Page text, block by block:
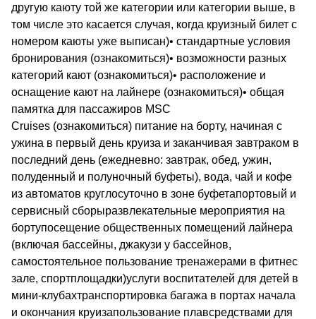
другую каюту той же категории или категории выше, в
том числе это касается случая, когда круизный билет с
номером каюты уже выписан)• стандартные условия
бронирования (ознакомиться)• возможности разных
категорий кают (ознакомиться)• расположение и
оснащение кают на лайнере (ознакомиться)• общая
памятка для пассажиров MSC
Cruises (ознакомиться) питание на борту, начиная с
ужина в первый день круиза и заканчивая завтраком в
последний день (ежедневно: завтрак, обед, ужин,
полуденный и полуночный буфеты), вода, чай и кофе
из автоматов круглосуточно в зоне буфетапортовый и
сервисный сборыразвлекательные мероприятия на
бортупосещение общественных помещений лайнера
(включая бассейны, джакузи у бассейнов,
самостоятельное пользование тренажерами в фитнес
зале, спортплощадки)услуги воспитателей для детей в
мини-клубахтранспортировка багажа в портах начала
и окончания круизапользование плавсредствами для